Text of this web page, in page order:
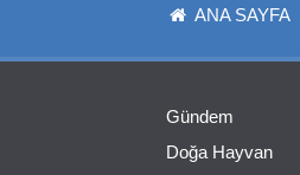
ANA SAYFA
Gündem
Doğa Hayvan